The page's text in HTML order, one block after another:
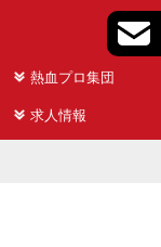
熱血プロ集団
求人情報